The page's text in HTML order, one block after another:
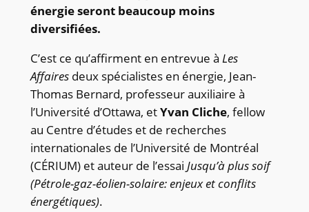
énergie seront beaucoup moins
diversifiées.
C’est ce qu’affirment en entrevue à Les
Affairesdeux spécialistes en énergie, Jean-
Thomas Bernard, professeur auxiliaire à
l’Université d’Ottawa, etYvan Cliche, fellow
au Centre d’études et de recherches
internationales de l’Université de Montréal
(CÉRIUM) et auteur de l’essai Jusqu’à plus soif
(Pétrole-gaz-éolien-solaire: enjeux et conflits
énergétiques).